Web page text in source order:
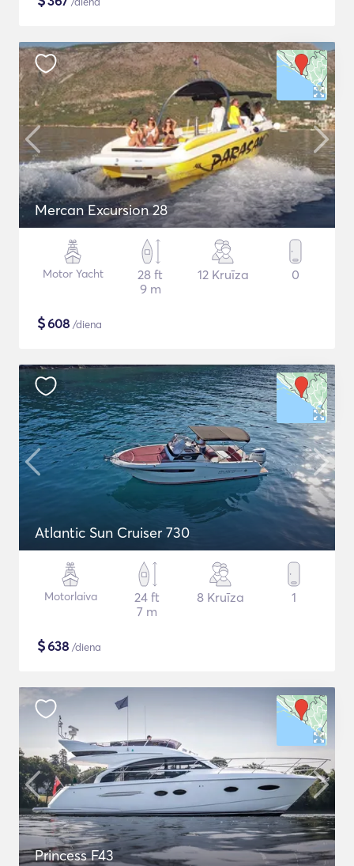
Mercan Excursion 28
Motor Yacht
28 ft
9 m
12 Kruīza 0
$608 /diena
Atlantic Sun Cruiser 730
Motorlaiva
24 ft
7 m
8 Kruīza 1
$638 /diena
Princess F43